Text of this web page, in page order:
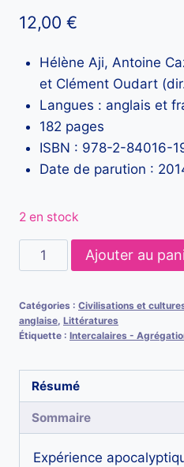
12,00 €
Hélène Aji, Antoine
et Clément Oudart
Langues : anglais et
182 pages
ISBN : 978-2-84016-
Date de parution :
2 en stock
quantité
de
Trilogy
and
Ajouter au
Catégories : Civilisations et
anglaise Littératures
Étiquette : Intercalaires -
Résumé
Sommaire
Expérience